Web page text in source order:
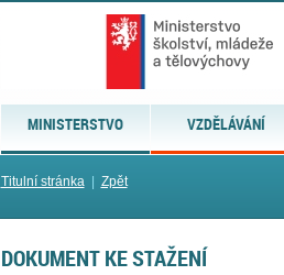
MINISTERSTVO VZDĚLÁVÁNÍ
Titulní stránka| Zpět
DOKUMENT KE STAŽENÍ